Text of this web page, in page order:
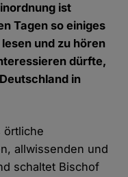
ist
Tagen so einiges
und zu hören
dürfte,
in
örtliche
allwissenden und
schaltet Bischof